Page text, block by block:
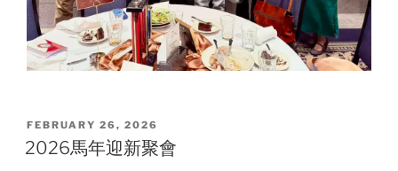
POSTED
ON
FEBRUARY 26, 2026
2026馬年迎新聚會